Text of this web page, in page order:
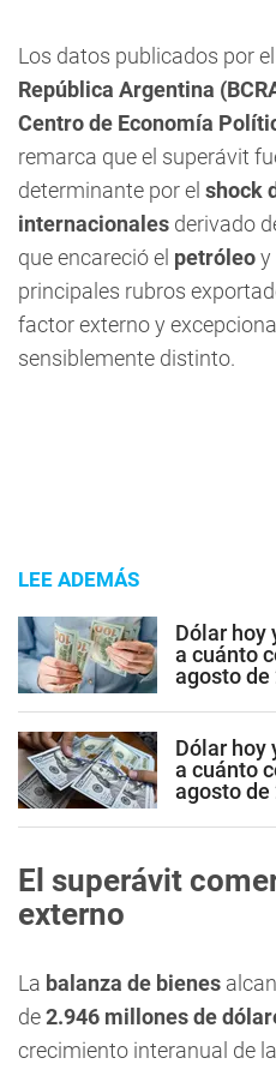
Los datos publicados por el
República Argentina
Centro de Economía
remarca que el superávit
determinante por el shock
internacionales derivado
que encareció el petróleoy
principales rubros
factor externo y
sensiblemente distinto.
LEE ADEMÁS
Dólar hoy
a cuánto
agosto de
Dólar hoy
a cuánto
agosto de
El superávit
externo
La balanza de bienes
de2.946 millones de
crecimiento interanual de